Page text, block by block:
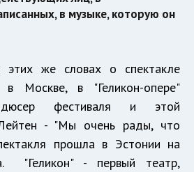
в музыке, которую он
этих же словах о спектакле
в Москве, в "Геликон-опере"
фестиваля и этой
- "Мы очень рады, что
прошла в Эстонии на
"Геликон" - первый театр,